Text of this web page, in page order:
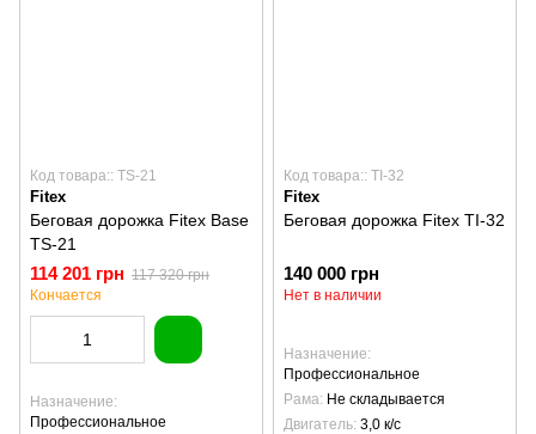
Код товара:: TS-21
Fitex
Беговая дорожка Fitex Base
TS-21
114 201 грн 117 320 грн
Кончается
Назначение
Профессиональное
Код товара:: TI-32
Fitex
Беговая дорожка Fitex TI-32
140 000 грн
Нет в наличии
Назначение
Профессиональное
Рама Не складывается
Двигатель 3,0 к/с